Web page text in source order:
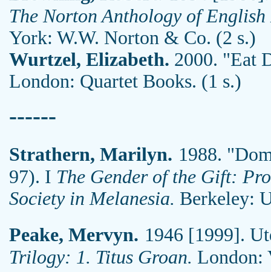
The Norton Anthology of
York: W.W. Norton & Co. (2 s.)
Wurtzel, Elizabeth. 2000. "Eat
London: Quartet Books. (1 s.)
------
Strathern, Marilyn. 1988.
97). I The Gender of the Gift:
Society in Melanesia. Berkeley:
Peake, Mervyn. 1946 [1999].
Trilogy: 1. Titus Groan. London: